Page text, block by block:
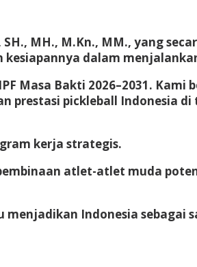
MH., M.Kn., MM., yang
kesiapannya dalam
Masa Bakti 2026–2031. Kami
prestasi pickleball Indonesia
kerja strategis.
atlet-atlet muda
menjadikan Indonesia sebagai